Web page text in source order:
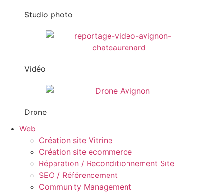
Studio photo
Vidéo
Drone
Web
Création site Vitrine
Création site ecommerce
Réparation / Reconditionnement Site
SEO / Référencement
Community Management